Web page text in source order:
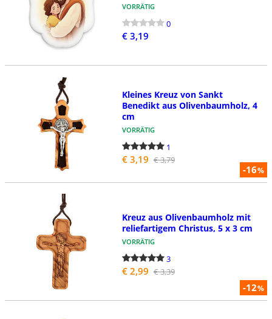
VORRÄTIG
0
€ 3,19
-16%
Kleines Kreuz von Sankt
Benedikt aus Olivenbaumholz, 4
cm
VORRÄTIG
1
€ 3,19 € 3,79
-12%
Kreuz aus Olivenbaumholz mit
reliefartigem Christus, 5 x 3 cm
VORRÄTIG
3
€ 2,99 € 3,39